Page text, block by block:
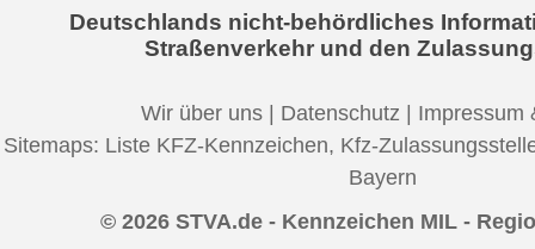
Deutschlands nicht-behördliches
Straßenverkehr und den
Wir über uns | Datenschutz | Impressum
Sitemaps: Liste KFZ-Kennzeichen, Kfz-
Bayern
© 2026 STVA.de - Kennzeichen MIL -